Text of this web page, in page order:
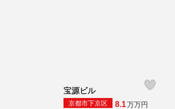
宝源ビル
京都市下京区 8.1万万円